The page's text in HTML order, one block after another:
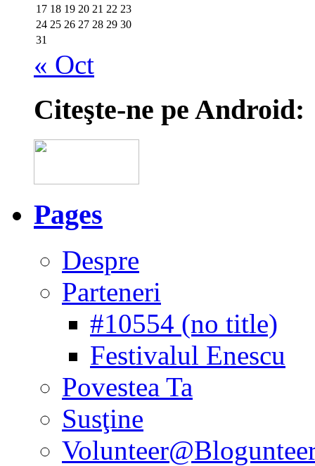
17 18 19 20 21 22 23
24 25 26 27 28 29 30
31
« Oct
Citeşte-ne pe Android:
Pages
Despre
Parteneri
#10554 (no title)
Festivalul Enescu
Povestea Ta
Susţine